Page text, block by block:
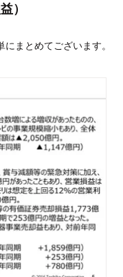
）
まとめてございます。